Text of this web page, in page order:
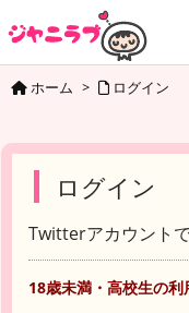
ホーム > ログイン
ログイン
Twitterアカウント
18歳未満・高校生の利